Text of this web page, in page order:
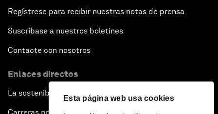
Esta página web usa cookies
Regístrese para recibir nuestras notas de prensa
Suscríbase a nuestros boletines
Contacte con nosotros
Enlaces directos
La sostenibilidad en el Foro